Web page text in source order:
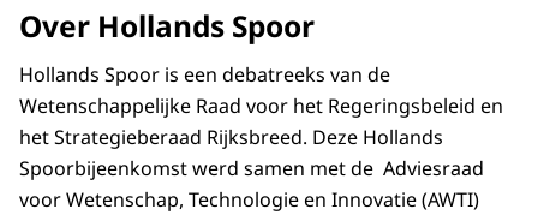
Over Hollands Spoor
Hollands Spoor is een debatreeks van de
Wetenschappelijke Raad voor het Regeringsbeleid en
het Strategieberaad Rijksbreed. Deze Hollands
Spoorbijeenkomst werd samen met de Adviesraad
voor Wetenschap, Technologie en Innovatie (AWTI)